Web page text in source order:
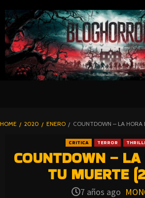
TO
CONTENT
BLOGHORROR
HOME 2020 ENERO COUNTDOWN – LA
CRITICA TERROR
COUNTDOWN –
TU MUERTE
7 años ago